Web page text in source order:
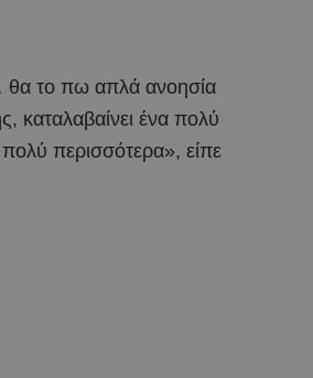
θα το πω απλά ανοησία
καταλαβαίνει ένα πολύ
περισσότερα», είπε